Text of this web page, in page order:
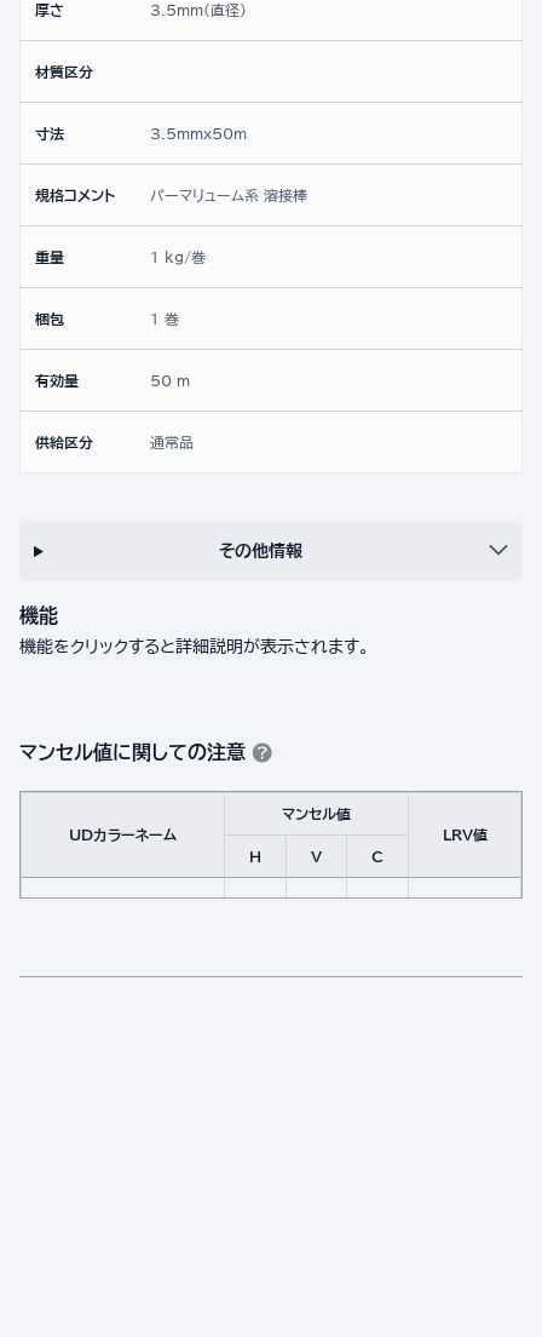
厚さ 3.5mm(直径)
材質区分
寸法 3.5mmx50ｍ
規格コメント パーマリューム系 溶接棒
重量 1 kg/巻
梱包 1 巻
有効量 50 m
供給区分 通常品
その他情報
機能
機能をクリックすると詳細説明が表示されます。
マンセル値に関しての注意
UDカラーネーム
マンセル値
LRV値
H
V C